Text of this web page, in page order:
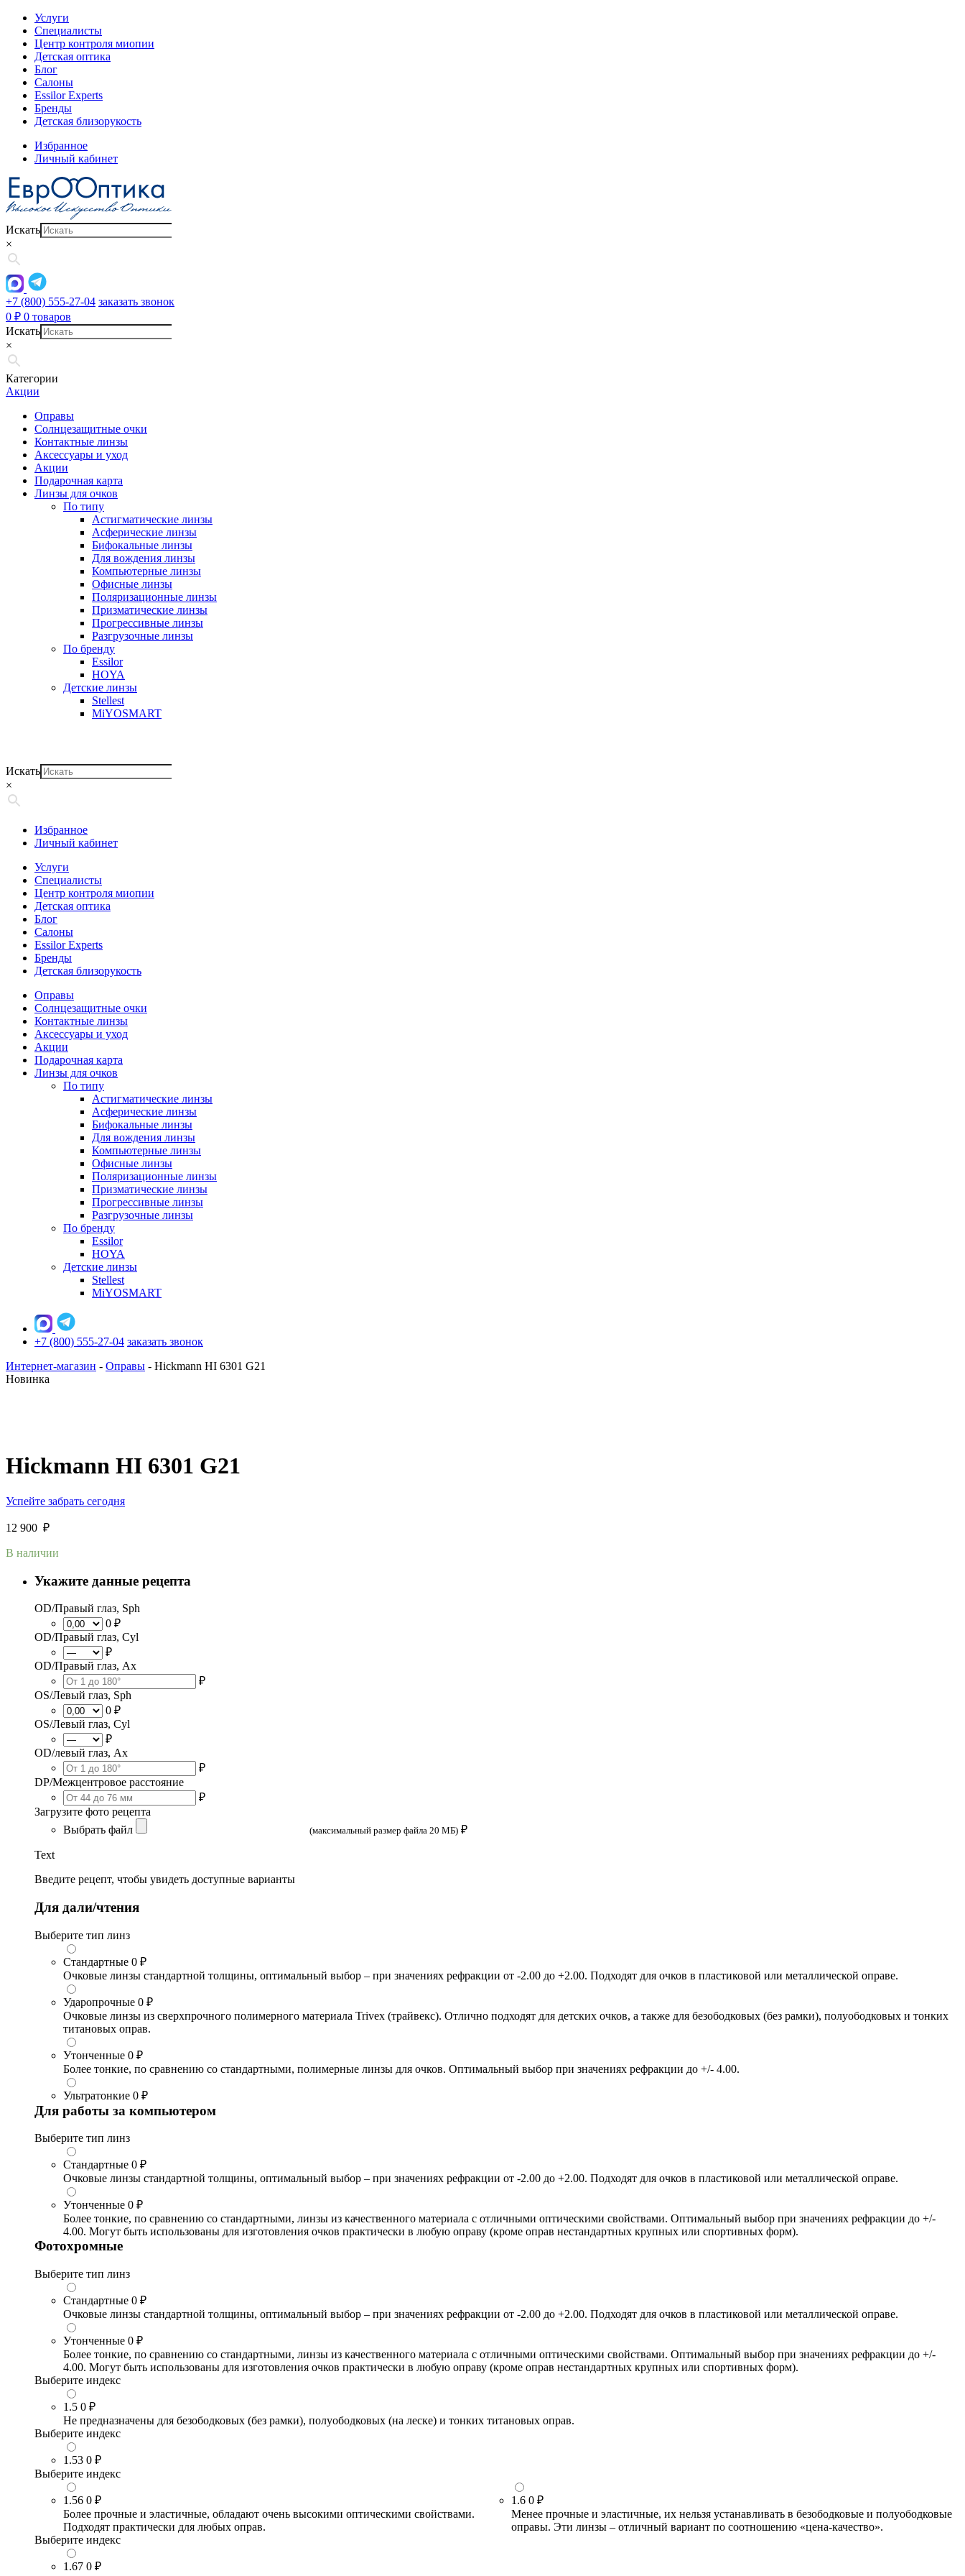
Услуги
Специалисты
Центр контроля миопии
Детская оптика
Блог
Салоны
Essilor Experts
Бренды
Детская близорукость
Избранное
Личный кабинет
Искать
×
+7 (800) 555-27-04 заказать звонок
0 ₽ 0 товаров
Искать
×
Категории
Акции
Оправы
Солнцезащитные очки
Контактные линзы
Аксессуары и уход
Акции
Подарочная карта
Линзы для очков
По типу
Астигматические линзы
Асферические линзы
Бифокальные линзы
Для вождения линзы
Компьютерные линзы
Офисные линзы
Поляризационные линзы
Призматические линзы
Прогрессивные линзы
Разгрузочные линзы
По бренду
Essilor
HOYA
Детские линзы
Stellest
MiYOSMART
Искать
×
Избранное
Личный кабинет
Услуги
Специалисты
Центр контроля миопии
Детская оптика
Блог
Салоны
Essilor Experts
Бренды
Детская близорукость
Оправы
Солнцезащитные очки
Контактные линзы
Аксессуары и уход
Акции
Подарочная карта
Линзы для очков
По типу
Астигматические линзы
Асферические линзы
Бифокальные линзы
Для вождения линзы
Компьютерные линзы
Офисные линзы
Поляризационные линзы
Призматические линзы
Прогрессивные линзы
Разгрузочные линзы
По бренду
Essilor
HOYA
Детские линзы
Stellest
MiYOSMART
+7 (800) 555-27-04 заказать звонок
Интернет-магазин - Оправы - Hickmann HI 6301 G21
Новинка
Hickmann HI 6301 G21
Успейте забрать сегодня
12 900 ₽
В наличии
Укажите данные рецепта
OD/Правый глаз, Sph
0 ₽
OD/Правый глаз, Cyl
₽
OD/Правый глаз, Ax
₽
OS/Левый глаз, Sph
0 ₽
OS/Левый глаз, Cyl
₽
OD/левый глаз, Ax
₽
DP/Межцентровое расстояние
₽
Загрузите фото рецепта
Выбрать файл
(максимальный размер файла 20 МБ) ₽
Text
Введите рецепт, чтобы увидеть доступные варианты
Для дали/чтения
Выберите тип линз
Стандартные 0 ₽
Очковые линзы стандартной толщины, оптимальный выбор – при значениях рефракции от -2.00 до +2.00. Подходят для очков в пластиковой или металлической оправе.
Ударопрочные 0 ₽
Очковые линзы из сверхпрочного полимерного материала Trivex (трайвекс). Отлично подходят для детских очков, а также для безободковых (без рамки), полуободковых и тонких
титановых оправ.
Утонченные 0 ₽
Более тонкие, по сравнению со стандартными, полимерные линзы для очков. Оптимальный выбор при значениях рефракции до +/- 4.00.
Ультратонкие 0 ₽
Для работы за компьютером
Выберите тип линз
Стандартные 0 ₽
Очковые линзы стандартной толщины, оптимальный выбор – при значениях рефракции от -2.00 до +2.00. Подходят для очков в пластиковой или металлической оправе.
Утонченные 0 ₽
Более тонкие, по сравнению со стандартными, линзы из качественного материала с отличными оптическими свойствами. Оптимальный выбор при значениях рефракции до +/-
4.00. Могут быть использованы для изготовления очков практически в любую оправу (кроме оправ нестандартных крупных или спортивных форм).
Фотохромные
Выберите тип линз
Стандартные 0 ₽
Очковые линзы стандартной толщины, оптимальный выбор – при значениях рефракции от -2.00 до +2.00. Подходят для очков в пластиковой или металлической оправе.
Утонченные 0 ₽
Более тонкие, по сравнению со стандартными, линзы из качественного материала с отличными оптическими свойствами. Оптимальный выбор при значениях рефракции до +/-
4.00. Могут быть использованы для изготовления очков практически в любую оправу (кроме оправ нестандартных крупных или спортивных форм).
Выберите индекс
1.5 0 ₽
Не предназначены для безободковых (без рамки), полуободковых (на леске) и тонких титановых оправ.
Выберите индекс
1.53 0 ₽
Выберите индекс
1.56 0 ₽
Более прочные и эластичные, обладают очень высокими оптическими свойствами.
Подходят практически для любых оправ.
1.6 0 ₽
Менее прочные и эластичные, их нельзя устанавливать в безободковые и полуободковые
оправы. Эти линзы – отличный вариант по соотношению «цена-качество».
Выберите индекс
1.67 0 ₽